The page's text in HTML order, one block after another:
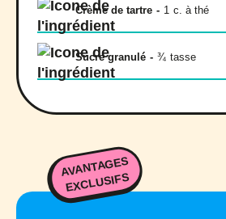
Crème de tartre - 1 c. à thé
Sucre granulé - ¾ tasse
AVANTAGES
EXCLUSIFS